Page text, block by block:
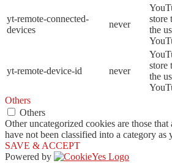
yt-remote-connected-
devices
never
store
the
yt-remote-device-id never
store
the
Others
Others
Other uncategorized cookies are those that
have not been classified into a category as
SAVE & ACCEPT
Powered by